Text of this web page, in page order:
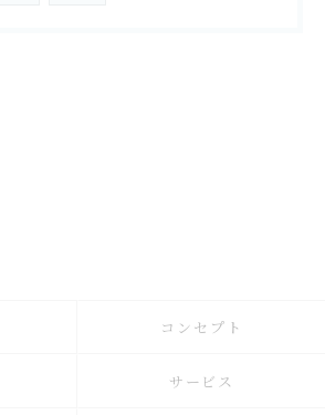
コンセプト
サービス